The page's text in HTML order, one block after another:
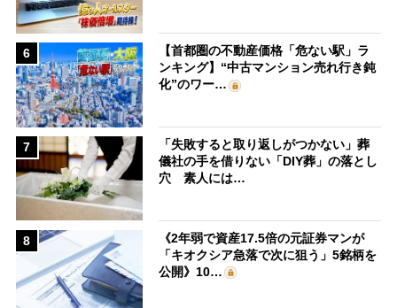
6
【首都圏の不動産価格「危ない駅」ラ
ンキング】“中古マンション売れ行き鈍
化”のワー…
7
「失敗すると取り返しがつかない」葬
儀社の手を借りない「DIY葬」の落とし
穴 素人には…
8
《2年弱で資産17.5倍の元証券マンが
「キオクシア急落で次に狙う」5銘柄を
公開》10…